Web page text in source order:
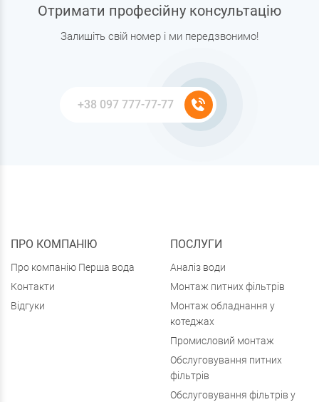
Отримати професійну консультацію
Залишіть свій номер і ми передзвонимо!
ПРО КОМПАНІЮ
Про компанію Перша вода
Контакти
Відгуки
ПОСЛУГИ
Аналіз води
Монтаж питних фільтрів
Монтаж обладнання у
котеджах
Промисловий монтаж
Обслуговування питних
фільтрів
Обслуговування фільтрів у